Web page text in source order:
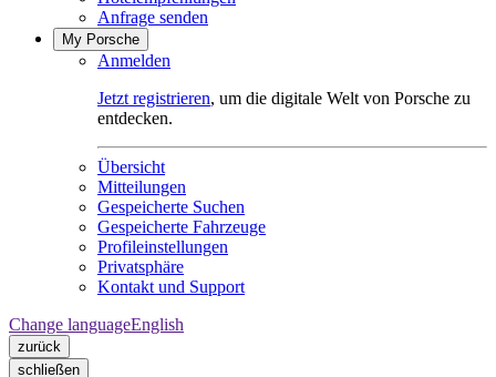
Anfrage senden
My Porsche
Anmelden
Jetzt registrieren, um die digitale Welt von Porsche zu
entdecken.
Übersicht
Mitteilungen
Gespeicherte Suchen
Gespeicherte Fahrzeuge
Profileinstellungen
Privatsphäre
Kontakt und Support
Change languageEnglish
zurück
schließen